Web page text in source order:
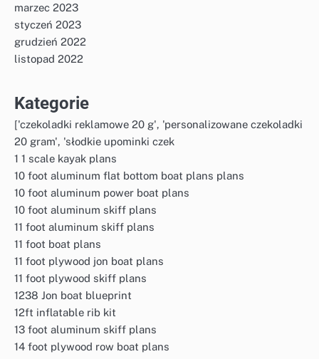
marzec 2023
styczeń 2023
grudzień 2022
listopad 2022
Kategorie
['czekoladki reklamowe 20 g', 'personalizowane czekoladki
20 gram', 'słodkie upominki czek
1 1 scale kayak plans
10 foot aluminum flat bottom boat plans plans
10 foot aluminum power boat plans
10 foot aluminum skiff plans
11 foot aluminum skiff plans
11 foot boat plans
11 foot plywood jon boat plans
11 foot plywood skiff plans
1238 Jon boat blueprint
12ft inflatable rib kit
13 foot aluminum skiff plans
14 foot plywood row boat plans